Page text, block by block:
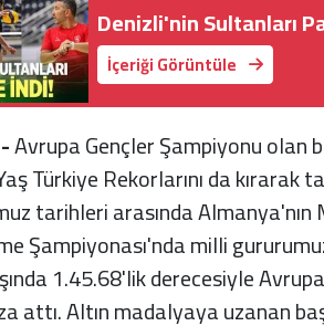
Denizli'nin Sultanları
İçeriği Görüntüle
Avrupa Gençler Şampiyonu olan
Türkiye Rekorlarını da kırarak
tarihleri arasında
Şampiyonası'nda milli
1.45.68'lik derecesiyle
attı. Altın madalyaya uzanan